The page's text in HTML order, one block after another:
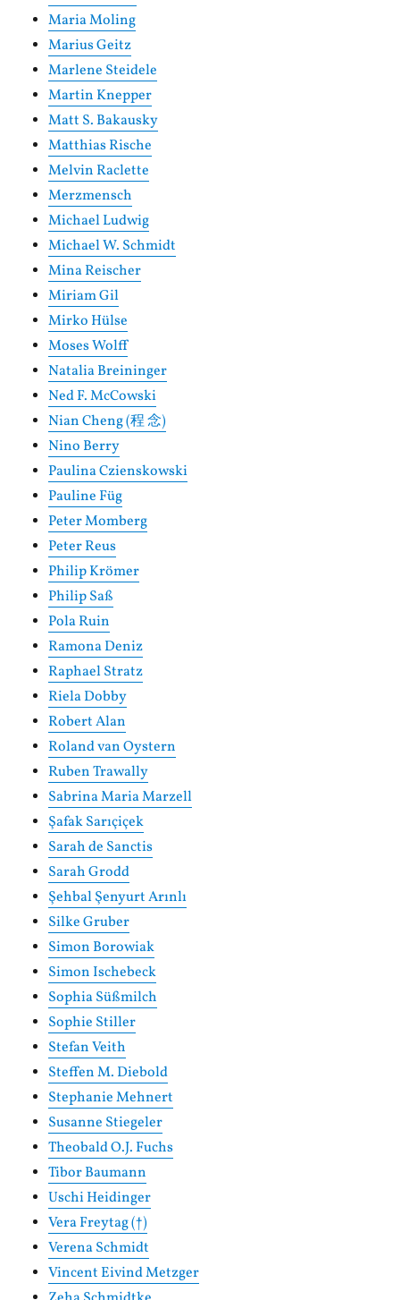
Maria Moling
Marius Geitz
Marlene Steidele
Martin Knepper
Matt S. Bakausky
Matthias Rische
Melvin Raclette
Merzmensch
Michael Ludwig
Michael W. Schmidt
Mina Reischer
Miriam Gil
Mirko Hülse
Moses Wolff
Natalia Breininger
Ned F. McCowski
Nian Cheng (程 念)
Nino Berry
Paulina Czienskowski
Pauline Füg
Peter Momberg
Peter Reus
Philip Krömer
Philip Saß
Pola Ruin
Ramona Deniz
Raphael Stratz
Riela Dobby
Robert Alan
Roland van Oystern
Ruben Trawally
Sabrina Maria Marzell
Şafak Sarıçiçek
Sarah de Sanctis
Sarah Grodd
Şehbal Şenyurt Arınlı
Silke Gruber
Simon Borowiak
Simon Ischebeck
Sophia Süßmilch
Sophie Stiller
Stefan Veith
Steffen M. Diebold
Stephanie Mehnert
Susanne Stiegeler
Theobald O.J. Fuchs
Tibor Baumann
Uschi Heidinger
Vera Freytag (†)
Verena Schmidt
Vincent Eivind Metzger